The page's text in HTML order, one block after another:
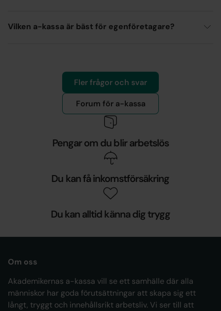
Vilken a-kassa är bäst för egenföretagare?
Fler frågor och svar
Forum för a-kassa
Pengar om du blir arbetslös
Du kan få inkomstförsäkring
Du kan alltid känna dig trygg
Om oss
Akademikernas a-kassa vill se ett samhälle där alla
människor har goda förutsättningar att skapa sig ett
långt, tryggt och innehållsrikt arbetsliv. Vi ser till att